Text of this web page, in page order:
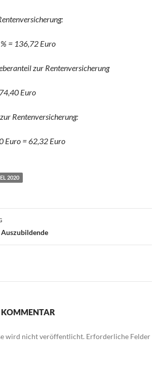
= 136,72 Euro
zur Rentenversicherung
Euro
Rentenversicherung:
Euro = 62,32 Euro
2020
KOMMENTAR
wird nicht veröffentlicht. Erforderliche Felder